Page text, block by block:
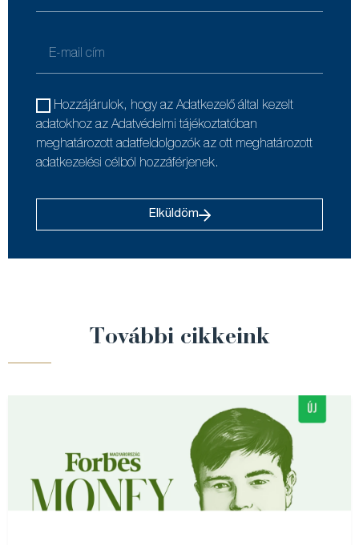
Hozzájárulok, hogy az Adatkezelő által kezelt
adatokhoz az Adatvédelmi tájékoztatóban
meghatározott adatfeldolgozók az ott meghatározott
adatkezelési célból hozzáférjenek.
Elküldöm
További cikkeink